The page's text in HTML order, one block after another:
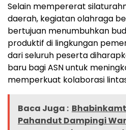
Selain mempererat
daerah, kegiatan olahraga
bertujuan menumbuhkan
produktif di lingkungan
dari seluruh peserta
baru bagi ASN untuk
memperkuat kolaborasi
Baca Juga :
Pahandut Dampingi